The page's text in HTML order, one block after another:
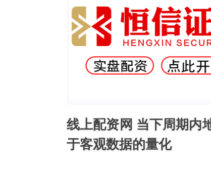
线上配资网 当下周期内
于客观数据的量化